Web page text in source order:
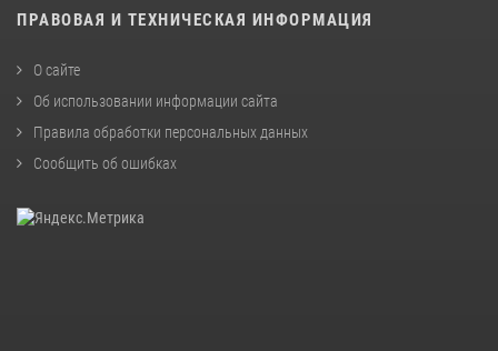
ПРАВОВАЯ И ТЕХНИЧЕСКАЯ ИНФОРМАЦИЯ
О сайте
Об использовании информации сайта
Правила обработки персональных данных
Сообщить об ошибках